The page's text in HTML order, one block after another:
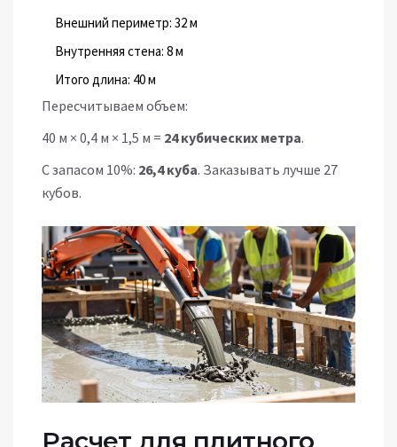
Внешний периметр: 32 м
Внутренняя стена: 8 м
Итого длина: 40 м
Пересчитываем объем:
40 м × 0,4 м × 1,5 м = 24 кубических метра.
С запасом 10%: 26,4 куба. Заказывать лучше 27
кубов.